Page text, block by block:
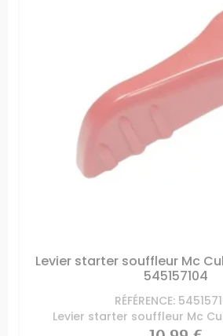
Levier starter souffleur Mc
545157104
RÉFÉRENCE:
Levier starter souffleur Mc